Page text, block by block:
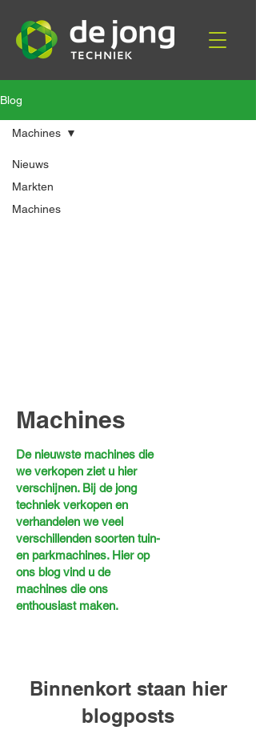
Blog
Nieuws
Markten
Machines
Machines
Machines
De nieuwste machines die
we verkopen ziet u hier
verschijnen. Bij de jong
techniek verkopen en
verhandelen we veel
verschillenden soorten tuin-
en parkmachines. Hier op
ons blog vind u de
machines die ons
enthousiast maken.
Binnenkort staan hier
blogposts